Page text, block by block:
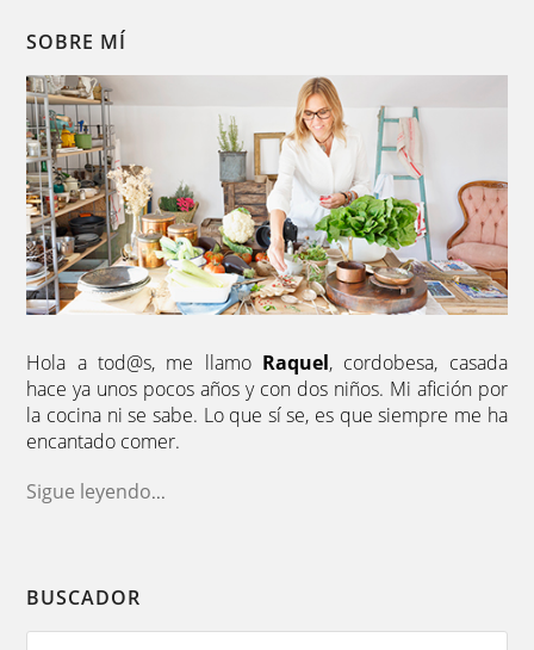
SOBRE MÍ
Hola a tod@s, me llamo Raquel, cordobesa, casada
hace ya unos pocos años y con dos niños. Mi afición por
la cocina ni se sabe. Lo que sí se, es que siempre me ha
encantado comer.
Sigue leyendo...
BUSCADOR